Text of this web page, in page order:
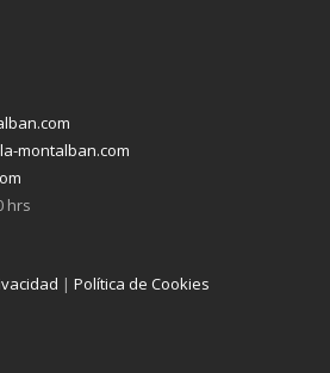
montalban.com
hrs
| Política de Cookies